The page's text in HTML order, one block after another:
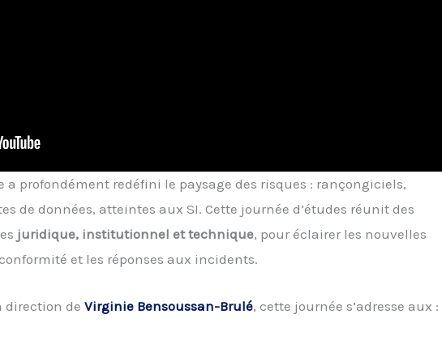
profondément redéfini le paysage des risques : rançongiciels,
de données, atteintes aux SI. Cette journée d’études réunit des
juridique, institutionnel et technique, pour éclairer les nouvelles
et les réponses aux incidents.
direction de Virginie Bensoussan-Brulé, cette journée s’adresse aux :